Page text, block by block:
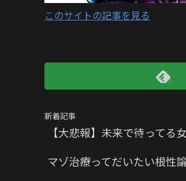
このサイトの記事を見る
新着記事
【大悲報】未来で待って
マゾ治療ってだいたい根性